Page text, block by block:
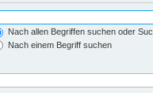
Nach allen Begriffen suchen oder
Nach einem Begriff suchen